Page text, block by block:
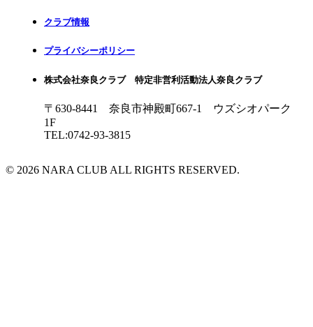
クラブ情報
プライバシーポリシー
株式会社奈良クラブ 特定非営利活動法人奈良クラブ
〒630-8441 奈良市神殿町667-1
ウズシオパーク
1F
TEL:0742-93-3815
© 2026 NARA CLUB ALL RIGHTS RESERVED.